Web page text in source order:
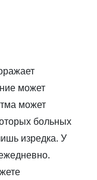
может
может
больных
изредка. У